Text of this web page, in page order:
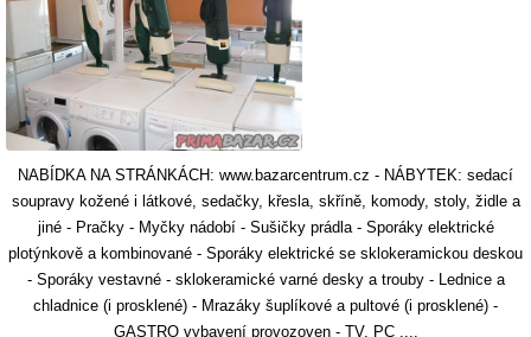
NABÍDKA NA STRÁNKÁCH: www.bazarcentrum.cz - NÁBYTEK: sedací
soupravy kožené i látkové, sedačky, křesla, skříně, komody, stoly, židle a
jiné - Pračky - Myčky nádobí - Sušičky prádla - Sporáky elektrické
plotýnkově a kombinované - Sporáky elektrické se sklokeramickou deskou
- Sporáky vestavné - sklokeramické varné desky a trouby - Lednice a
chladnice (i prosklené) - Mrazáky šuplíkové a pultové (i prosklené) -
GASTRO vybavení provozoven - TV, PC ....